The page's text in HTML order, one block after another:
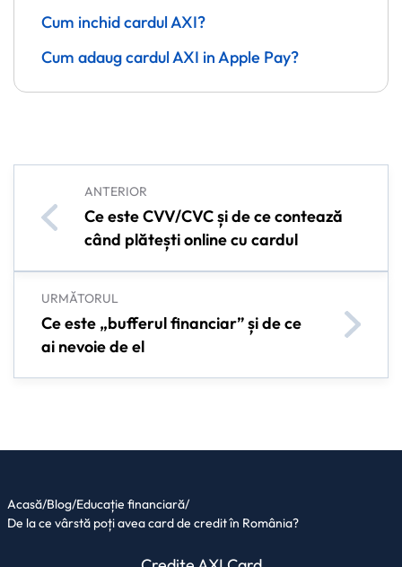
Cum inchid cardul AXI?
Cum adaug cardul AXI in Apple Pay?
ANTERIOR
Ce este CVV/CVC și de ce contează
când plătești online cu cardul
URMĂTORUL
Ce este „bufferul financiar” și de ce
ai nevoie de el
Acasă/Blog/Educație financiară/
De la ce vârstă poți avea card de credit în România?